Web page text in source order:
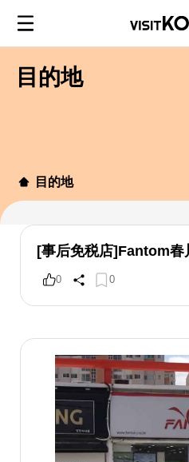
目的地
目的地
[事后免税店]Fantom春
0 0